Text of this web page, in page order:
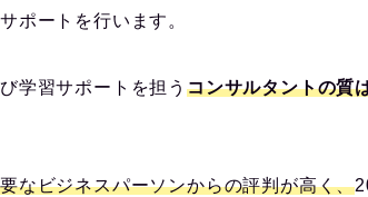
ポートを行います。
学習サポートを担う コンサルタントの質
なビジネスパーソンからの評判が高く、